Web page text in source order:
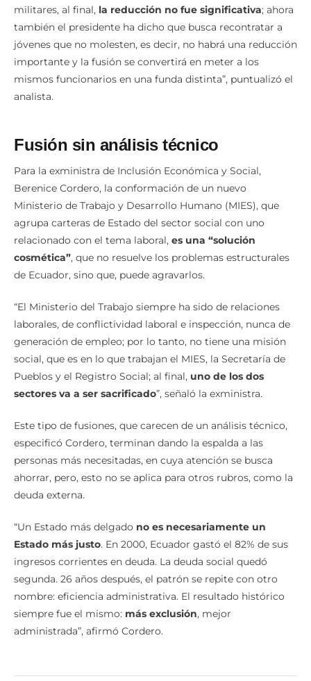
militares, al final, la reducción no fue significativa; ahora
también el presidente ha dicho que busca recontratar a
jóvenes que no molesten, es decir, no habrá una reducción
importante y la fusión se convertirá en meter a los
mismos funcionarios en una funda distinta”, puntualizó el
analista.
Fusión sin análisis técnico
Para la exministra de Inclusión Económica y Social,
Berenice Cordero, la conformación de un nuevo
Ministerio de Trabajo y Desarrollo Humano (MIES), que
agrupa carteras de Estado del sector social con uno
relacionado con el tema laboral, es una “solución
cosmética”, que no resuelve los problemas estructurales
de Ecuador, sino que, puede agravarlos.
“El Ministerio del Trabajo siempre ha sido de relaciones
laborales, de conflictividad laboral e inspección, nunca de
generación de empleo; por lo tanto, no tiene una misión
social, que es en lo que trabajan el MIES, la Secretaría de
Pueblos y el Registro Social; al final, uno de los dos
sectores va a ser sacrificado”, señaló la exministra.
Este tipo de fusiones, que carecen de un análisis técnico,
especificó Cordero, terminan dando la espalda a las
personas más necesitadas, en cuya atención se busca
ahorrar, pero, esto no se aplica para otros rubros, como la
deuda externa.
“Un Estado más delgado no es necesariamente un
Estado más justo. En 2000, Ecuador gastó el 82% de sus
ingresos corrientes en deuda. La deuda social quedó
segunda. 26 años después, el patrón se repite con otro
nombre: eficiencia administrativa. El resultado histórico
siempre fue el mismo: más exclusión, mejor
administrada”, afirmó Cordero.